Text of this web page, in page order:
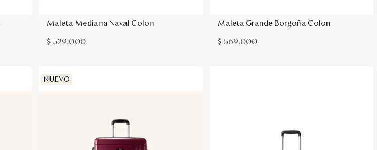
Maleta Mediana Naval Colon
$ 529.000
Maleta Grande Borgoña Colon
$ 569.000
NUEVO